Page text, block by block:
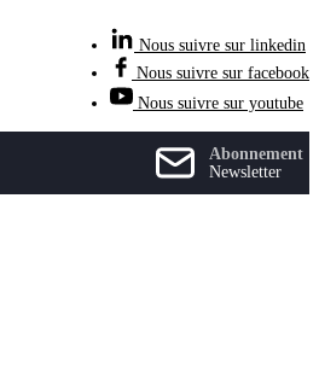
Nous suivre sur linkedin
Nous suivre sur facebook
Nous suivre sur youtube
Abonnement
Newsletter